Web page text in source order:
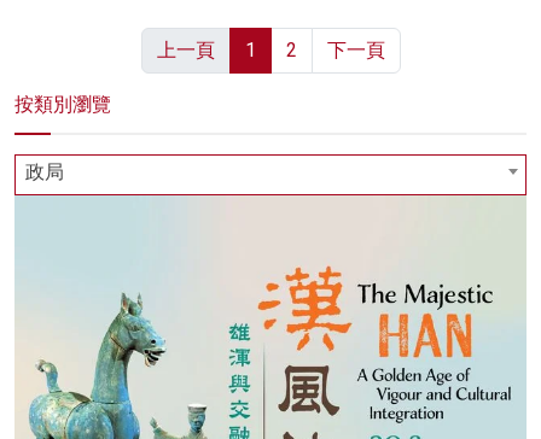
上一頁 1 2 下一頁
按類別瀏覽
政局